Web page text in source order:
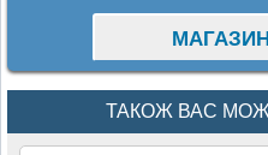
ТАКОЖ ВАС